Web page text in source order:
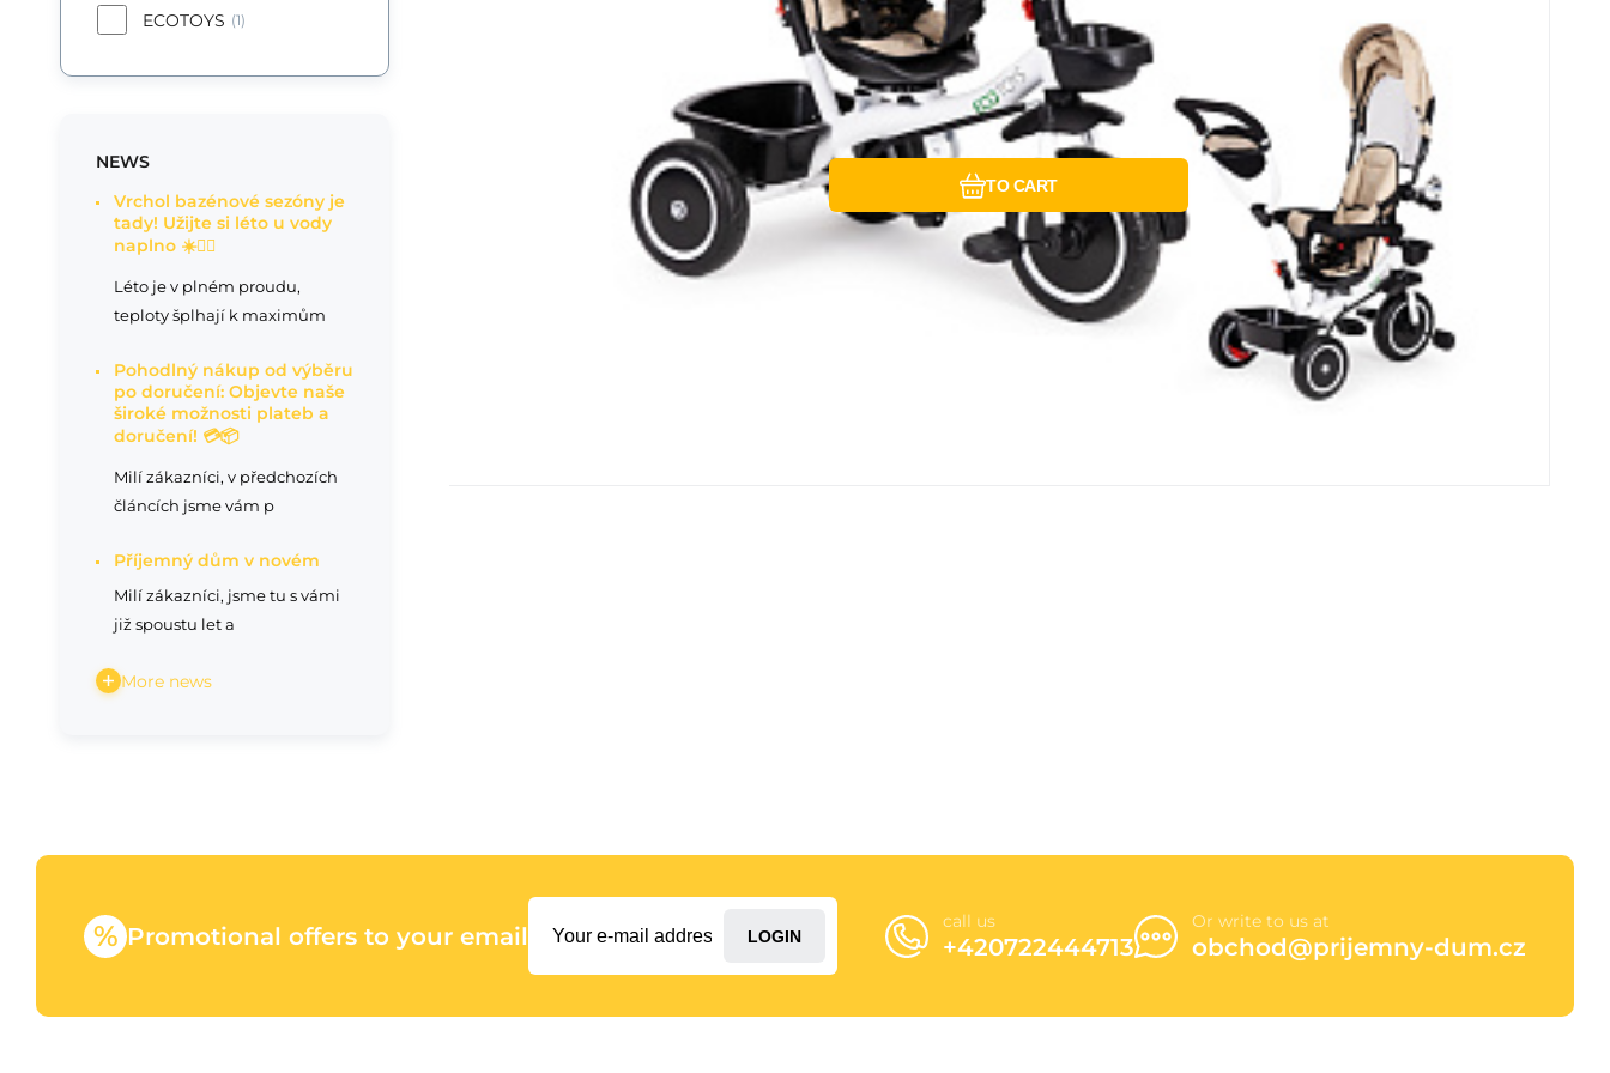
TO CART
ECOTOYS (1)
NEWS
Vrchol bazénové sezóny je
tady! Užijte si léto u vody
naplno ☀️🏊‍♂️
Léto je v plném proudu,
teploty šplhají k maximům
Pohodlný nákup od výběru
po doručení: Objevte naše
široké možnosti plateb a
doručení! 💳📦
Milí zákazníci, v předchozích
článcích jsme vám p
Příjemný dům v novém
Milí zákazníci, jsme tu s vámi
již spoustu let a
More news
% Promotional offers to your email LOGIN
call us
+420722444713
Or write to us at
obchod@prijemny-dum.cz